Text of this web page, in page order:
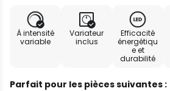
À intensité
variable
Variateur
inclus
Efficacité
énergétiqu
e et
durabilité
Parfait pour les pièces suivantes :